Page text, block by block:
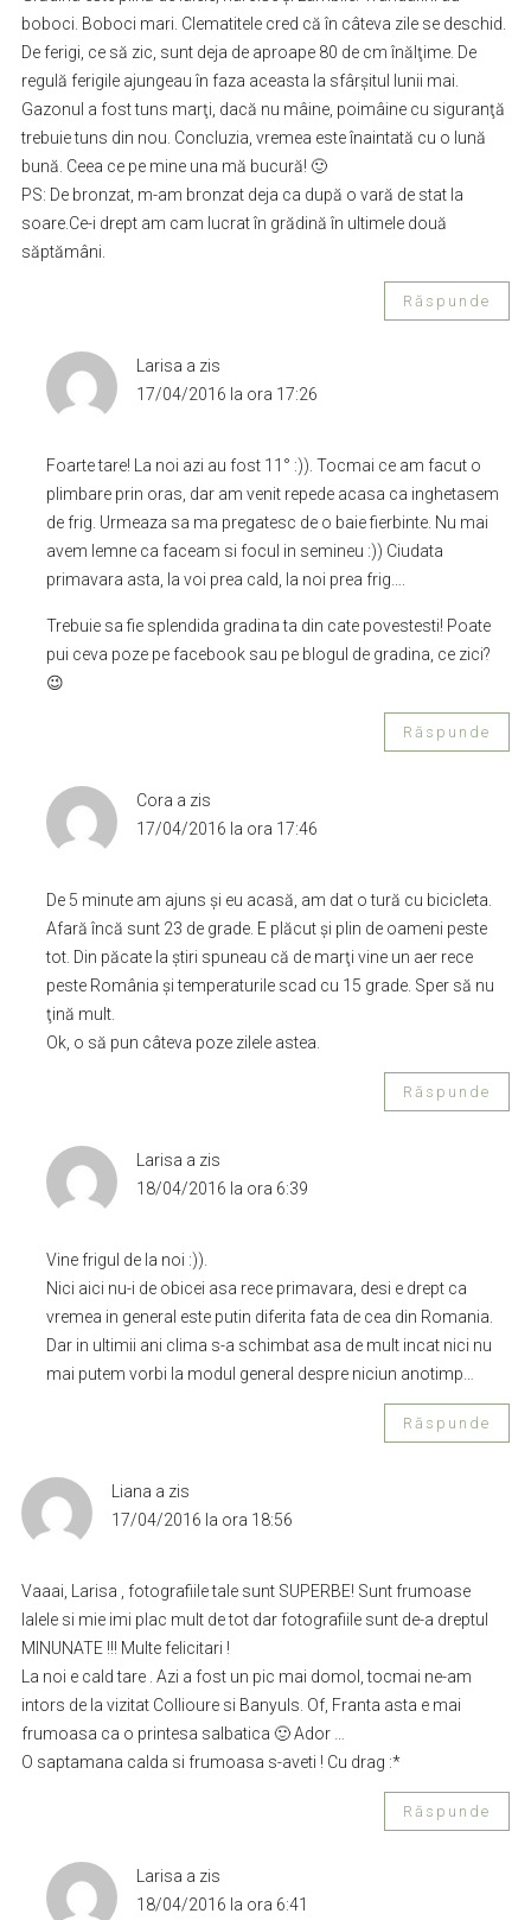
boboci. Boboci mari. Clematitele cred că în câteva zile se deschid.
De ferigi, ce să zic, sunt deja de aproape 80 de cm înălţime. De
regulă ferigile ajungeau în faza aceasta la sfârşitul lunii mai.
Gazonul a fost tuns marţi, dacă nu mâine, poimâine cu siguranţă
trebuie tuns din nou. Concluzia, vremea este înaintată cu o lună
bună. Ceea ce pe mine una mă bucură! 🙂
PS: De bronzat, m-am bronzat deja ca după o vară de stat la
soare.Ce-i drept am cam lucrat în grădină în ultimele două
săptămâni.
Răspunde
Larisa a zis
17/04/2016 la ora 17:26
Foarte tare! La noi azi au fost 11° :)). Tocmai ce am facut o
plimbare prin oras, dar am venit repede acasa ca inghetasem
de frig. Urmeaza sa ma pregatesc de o baie fierbinte. Nu mai
avem lemne ca faceam si focul in semineu :)) Ciudata
primavara asta, la voi prea cald, la noi prea frig….
Trebuie sa fie splendida gradina ta din cate povestesti! Poate
pui ceva poze pe facebook sau pe blogul de gradina, ce zici?
😉
Răspunde
Cora a zis
17/04/2016 la ora 17:46
De 5 minute am ajuns şi eu acasă, am dat o tură cu bicicleta.
Afară încă sunt 23 de grade. E plăcut şi plin de oameni peste
tot. Din păcate la ştiri spuneau că de marţi vine un aer rece
peste România şi temperaturile scad cu 15 grade. Sper să nu
ţină mult.
Ok, o să pun câteva poze zilele astea.
Răspunde
Larisa a zis
18/04/2016 la ora 6:39
Vine frigul de la noi :)).
Nici aici nu-i de obicei asa rece primavara, desi e drept ca
vremea in general este putin diferita fata de cea din Romania.
Dar in ultimii ani clima s-a schimbat asa de mult incat nici nu
mai putem vorbi la modul general despre niciun anotimp…
Răspunde
Liana a zis
17/04/2016 la ora 18:56
Vaaai, Larisa , fotografiile tale sunt SUPERBE! Sunt frumoase
lalele si mie imi plac mult de tot dar fotografiile sunt de-a dreptul
MINUNATE !!! Multe felicitari !
La noi e cald tare . Azi a fost un pic mai domol, tocmai ne-am
intors de la vizitat Collioure si Banyuls. Of, Franta asta e mai
frumoasa ca o printesa salbatica 🙂 Ador …
O saptamana calda si frumoasa s-aveti ! Cu drag :*
Răspunde
Larisa a zis
18/04/2016 la ora 6:41